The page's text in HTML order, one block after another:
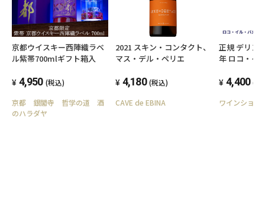
京都ウイスキー西陣織ラベ
ル紫帯700mlギフト箱入
4,950 (税込)
京都 銀閣寺 哲学の道 酒
のハラダヤ
2021 スキン・コンタクト、
マス・デル・ペリエ
4,180 (税込)
CAVE de EBINA
正規 デリン
年 ロコ・イ
オーストラ
お祝 結婚祝
4,400 (税
ワインショッ